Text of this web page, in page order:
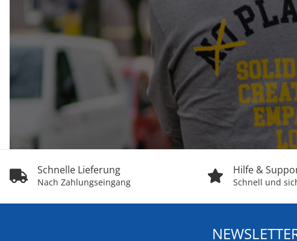
Schnelle Lieferung
Nach Zahlungseingang
Hilfe &
Schnell und